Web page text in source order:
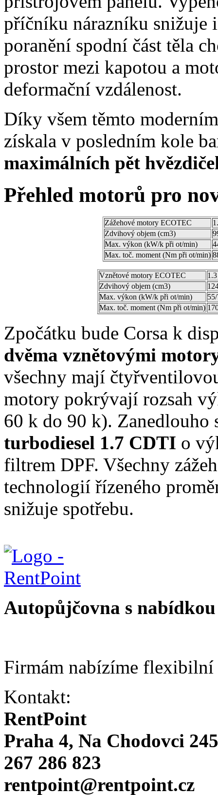
příčníku nárazníku snižuje
poranění spodní část těla
prostor mezi kapotou a
deformační vzdálenost.
Díky všem těmto
získala v posledním kole
maximálních pět
Přehled motorů pro
Zážehové motory ECOTEC
Zdvihový objem (cm3)
Max. výkon (kW/k při ot/min)
Max. toč. moment (Nm při ot/min)
Vznětové motory ECOTEC
Zdvihový objem (cm3)
Max. výkon (kW/k při ot/min)
Max. toč. moment (Nm při ot/min)
Zpočátku bude Corsa k
dvěma vznětovými
všechny mají
motory pokrývají rozsah
60 k do 90 k). Zanedlouho
turbodiesel 1.7 CDTI o
filtrem DPF. Všechny
technologií řízeného
snižuje spotřebu.
Autopůjčovna s
Firmám nabízíme flexibilní
Kontakt:
RentPoint
Praha 4, Na Chodovci
267 286 823
rentpoint@rentpoint.cz